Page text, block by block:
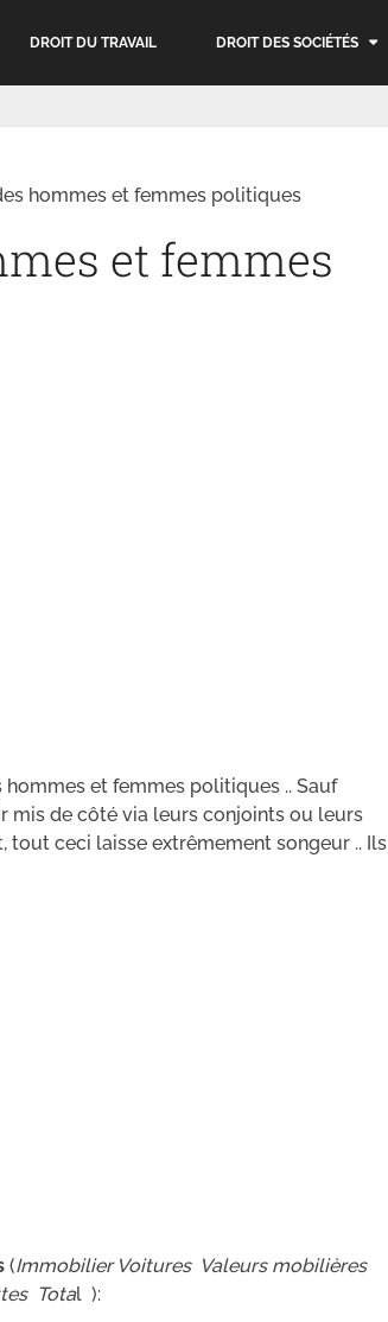
DROIT DU TRAVAIL DROIT DES SOCIÉTÉS
hommes et femmes politiques
et femmes
et femmes politiques .. Sauf
mis de côté via leurs conjoints ou leurs
tout ceci laisse extrêmement songeur .. Ils
(Immobilier Voitures Valeurs mobilières
Total ):